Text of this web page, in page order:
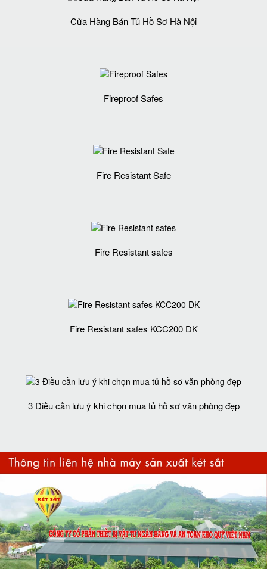
Cửa Hàng Bán Tủ Hồ Sơ Hà Nội
Fireproof Safes
Fire Resistant Safe
Fire Resistant safes
Fire Resistant safes KCC200 DK
3 Điều cần lưu ý khi chọn mua tủ hồ sơ văn phòng đẹp